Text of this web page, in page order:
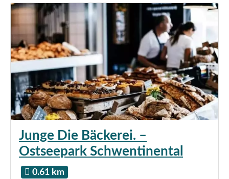
Junge Die Bäckerei. –
Ostseepark Schwentinental
0.61 km